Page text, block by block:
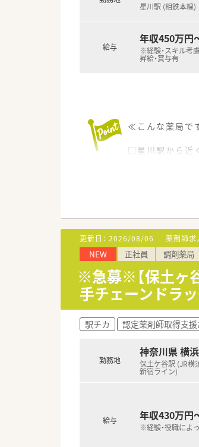
■ボトムアップ
【こんな方にオ
■和田町駅から
■充実した教育
■ライフステー
星川駅 (相鉄本線)
給与
年収450万円
※経験・スキル考慮
昇給・賞与有
≪こんな薬局で
□星川駅から近
□科目が比較的
更新日： 2026/08/06 薬剤師求
NEW 正社員 調剤薬局
※急募※【保土ヶ
手チェーンドラ
駅チカ 認定薬剤師取得支援
勤務地
神奈川県 横
保土ケ谷駅 (JR横
新宿ライン)
給与 年収430万円
※経験・役職によ